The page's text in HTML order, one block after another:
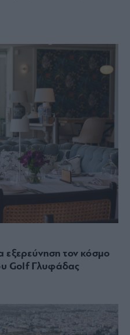
τον κόσμο
Golf Γλυφάδας